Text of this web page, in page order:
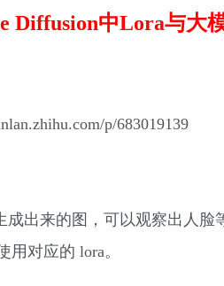
Diffusion中Lora与大
p/683019139
成出来的图，可以观察出人
对应的 lora。